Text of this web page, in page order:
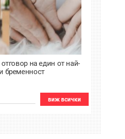
на един от най-
бременност
виж всички